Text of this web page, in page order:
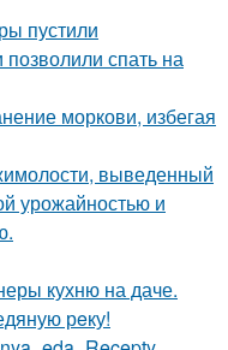
пустили
спать на
моркови, избегая
выведенный
урожайностью и
кухню на даче.
рeку!